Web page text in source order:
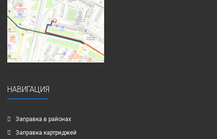
НАВИГАЦИЯ
Заправка в районах
Заправка картриджей